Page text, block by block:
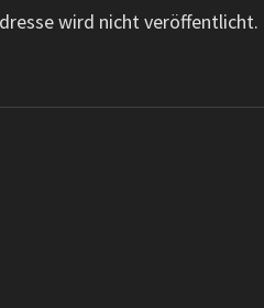
wird nicht veröffentlicht.